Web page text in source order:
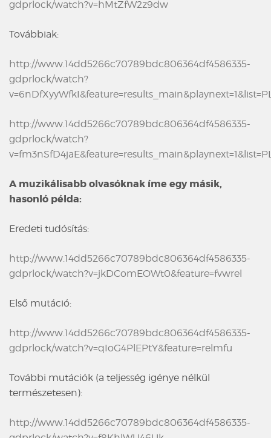
gdprlock/watch?v=hMtZfW2z9dw
Továbbiak:
http://www.14dd5266c70789bdc806364df4586335-
gdprlock/watch?
http://www.14dd5266c70789bdc806364df4586335-
gdprlock/watch?
A muzikálisabb olvasóknak íme egy másik,
hasonló példa:
Eredeti tudósítás:
http://www.14dd5266c70789bdc806364df4586335-
gdprlock/watch?v=jkDComEOWt0&feature=fvwrel
Első mutáció:
http://www.14dd5266c70789bdc806364df4586335-
gdprlock/watch?v=qIoG4PlEPtY&feature=relmfu
További mutációk (a teljesség igénye nélkül
természetesen):
http://www.14dd5266c70789bdc806364df4586335-